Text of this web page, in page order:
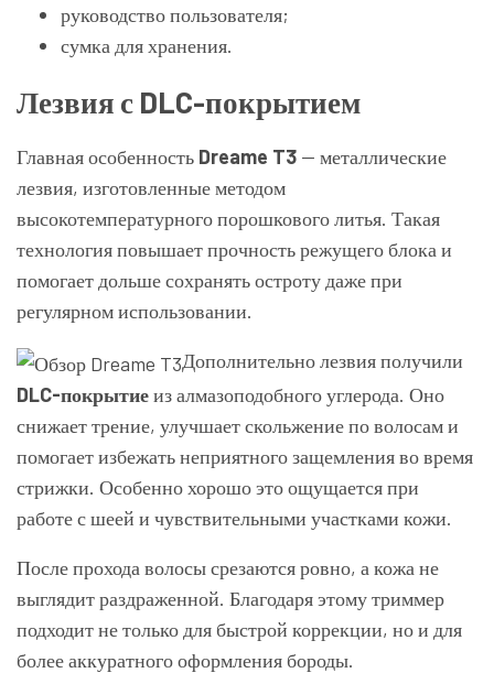
руководство пользователя;
сумка для хранения.
Лезвия с DLC-покрытием
Главная особенность Dreame T3 — металлические
лезвия, изготовленные методом
высокотемпературного порошкового литья. Такая
технология повышает прочность режущего блока и
помогает дольше сохранять остроту даже при
регулярном использовании.
Дополнительно лезвия получили
DLC-покрытиеиз алмазоподобного углерода. Оно
снижает трение, улучшает скольжение по волосам и
помогает избежать неприятного защемления во время
стрижки. Особенно хорошо это ощущается при
работе с шеей и чувствительными участками кожи.
После прохода волосы срезаются ровно, а кожа не
выглядит раздраженной. Благодаря этому триммер
подходит не только для быстрой коррекции, но и для
более аккуратного оформления бороды.